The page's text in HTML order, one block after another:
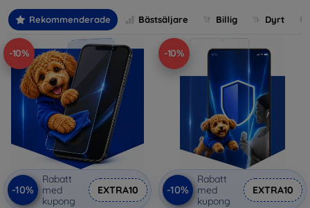
Rekommenderade Bästsäljare Billig Dyrt
-10%
-10%
Rabatt
med
kupong
EXTRA10
-10%
-10%
Rabatt
med
kupong
EXTRA10